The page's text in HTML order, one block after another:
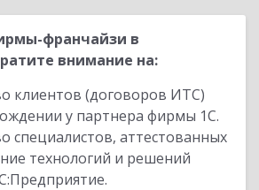
франчайзи в
внимание на:
клиентов (договоров ИТС)
у партнера фирмы 1С.
специалистов, аттестованных
технологий и решений